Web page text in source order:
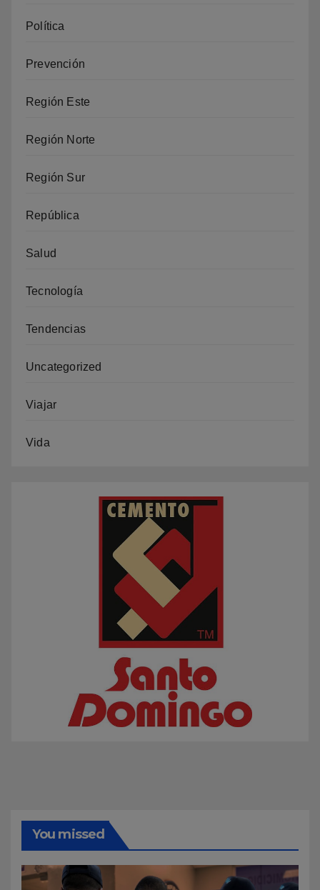
Política
Prevención
Región Este
Región Norte
Región Sur
República
Salud
Tecnología
Tendencias
Uncategorized
Viajar
Vida
You missed